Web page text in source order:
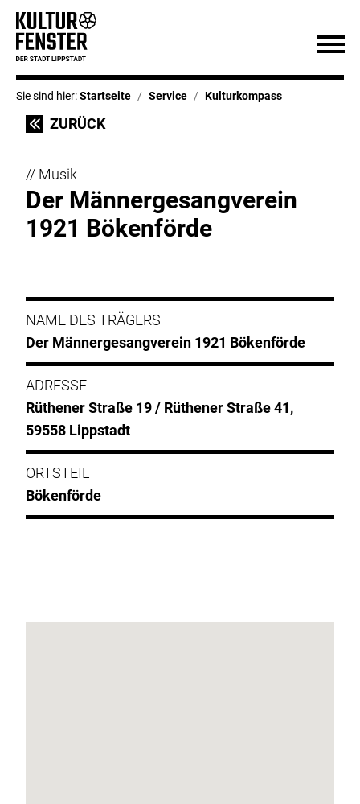
Sie sind hier:Startseite Service Kulturkompass
ZURÜCK
// Musik
Der Männergesangverein
1921 Bökenförde
NAME DES TRÄGERS
Der Männergesangverein 1921 Bökenförde
ADRESSE
Rüthener Straße 19 / Rüthener Straße 41,
59558 Lippstadt
ORTSTEIL
Bökenförde